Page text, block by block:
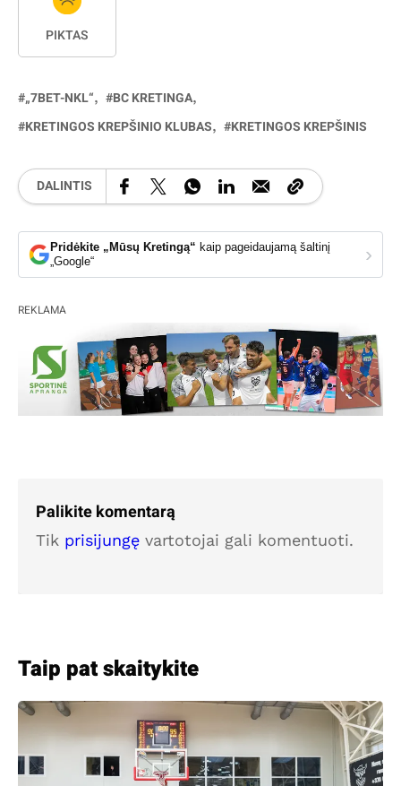
PIKTAS
„7BET-NKL“
BC KRETINGA
KRETINGOS KREPŠINIO KLUBAS
KRETINGOS KREPŠINIS
DALINTIS
Pridėkite „Mūsų Kretingą“ kaip pageidaujamą šaltinį
„Google“
›
REKLAMA
Palikite komentarą
Tik prisijungę vartotojai gali komentuoti.
Taip pat skaitykite